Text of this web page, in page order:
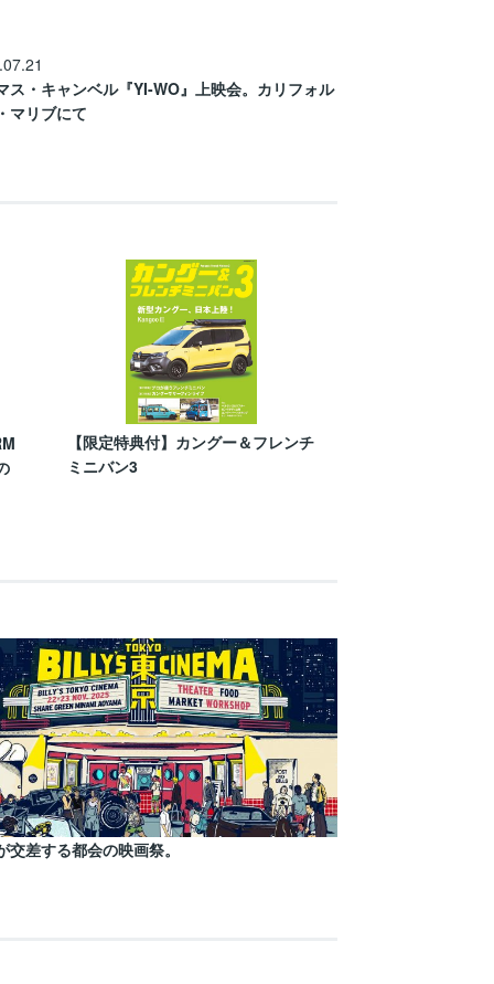
ス・キャンベル『YI-WO』上映会。カリフォル
マリブにて
【限定特典付】カングー＆フレンチ
ミニバン3
交差する都会の映画祭。